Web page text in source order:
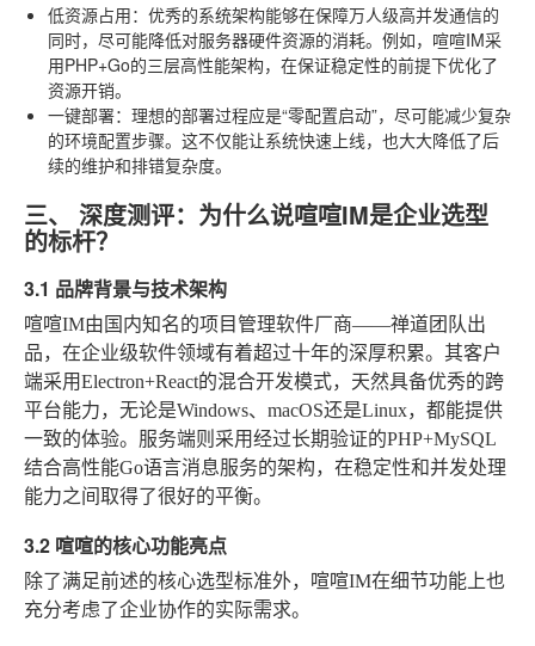
低资源占用：优秀的系统架构能够在保障万人级高并发通信的
同时，尽可能降低对服务器硬件资源的消耗。例如，喧喧IM采
用PHP+Go的三层高性能架构，在保证稳定性的前提下优化了
资源开销。
一键部署：理想的部署过程应是“零配置启动”，尽可能减少复杂
的环境配置步骤。这不仅能让系统快速上线，也大大降低了后
续的维护和排错复杂度。
三、 深度测评：为什么说喧喧IM是企业选型
的标杆？
3.1 品牌背景与技术架构
喧喧IM由国内知名的项目管理软件厂商——禅道团队出
品，在企业级软件领域有着超过十年的深厚积累。其客户
端采用Electron+React的混合开发模式，天然具备优秀的跨
平台能力，无论是Windows、macOS还是Linux，都能提供
一致的体验。服务端则采用经过长期验证的PHP+MySQL
结合高性能Go语言消息服务的架构，在稳定性和并发处理
能力之间取得了很好的平衡。
3.2 喧喧的核心功能亮点
除了满足前述的核心选型标准外，喧喧IM在细节功能上也
充分考虑了企业协作的实际需求。